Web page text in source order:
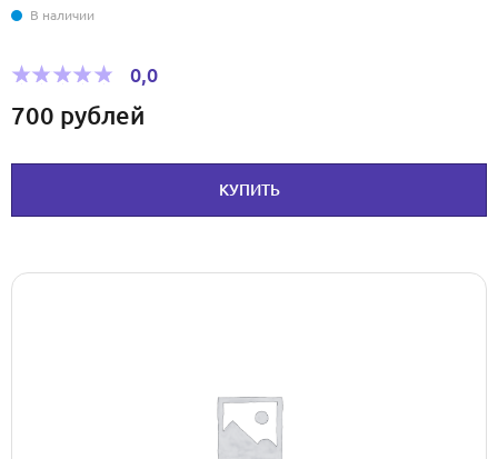
В наличии
0,0
700 рублей
КУПИТЬ